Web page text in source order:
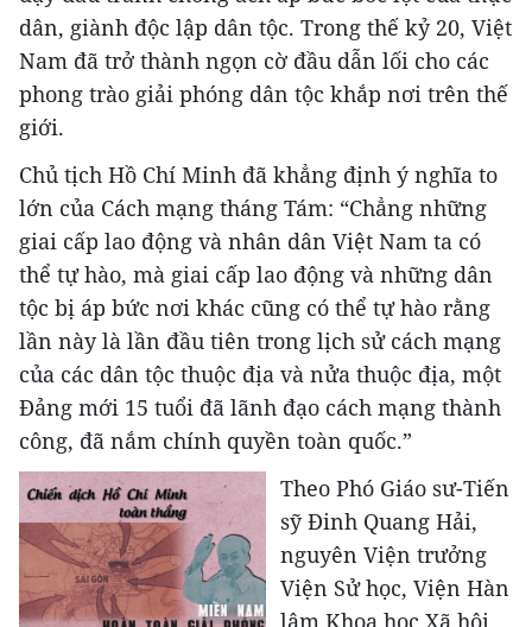
dân, giành độc lập dân tộc. Trong thế kỷ 20, Việt
Nam đã trở thành ngọn cờ đầu dẫn lối cho các
phong trào giải phóng dân tộc khắp nơi trên thế
giới.
Chủ tịch Hồ Chí Minh đã khẳng định ý nghĩa to
lớn của Cách mạng tháng Tám: “Chẳng những
giai cấp lao động và nhân dân Việt Nam ta có
thể tự hào, mà giai cấp lao động và những dân
tộc bị áp bức nơi khác cũng có thể tự hào rằng
lần này là lần đầu tiên trong lịch sử cách mạng
của các dân tộc thuộc địa và nửa thuộc địa, một
Đảng mới 15 tuổi đã lãnh đạo cách mạng thành
công, đã nắm chính quyền toàn quốc.”
Theo Phó Giáo sư-Tiến
sỹ Đinh Quang Hải,
nguyên Viện trưởng
Viện Sử học, Viện Hàn
lâm Khoa học Xã hội